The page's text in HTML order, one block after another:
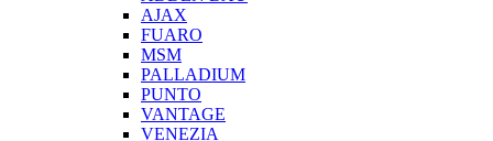
AJAX
FUARO
MSM
PALLADIUM
PUNTO
VANTAGE
VENEZIA